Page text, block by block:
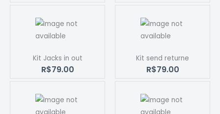
Kit Jacks in out
R$79.00
Kit send returne
R$79.00